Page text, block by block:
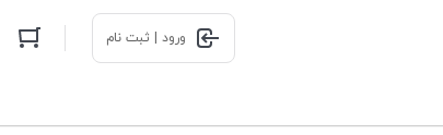
ورود | ثبت نام